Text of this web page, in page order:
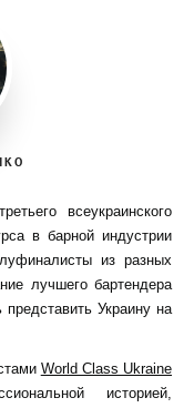
всеукраинского
в барной индустрии
из разных
лучшего бартендера
Украину на
World Class Ukraine
историей,